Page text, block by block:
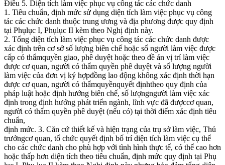
Điều 5. Diện tích làm việc phục vụ công tác các chức danh
1. Tiêu chuẩn, định mức sử dụng diện tích làm việc phục vụ công
tác các chức danh thuộc trung ương và địa phương được quy định
tại Phụlục I, Phụlục II kèm theo Nghị định này.
2. Tổng diện tích làm việc phục vụ công tác các chức danh được
xác định trên cơ sở số lượng biên chế hoặc số người làm việc được
cấp có thẩmquyền giao, phê duyệt hoặc theo đề án vị trí làm việc
được cơ quan, người có thẩm quyền phê duyệt và số lượng người
làm việc của đơn vị ký hợpđồng lao động không xác định thời hạn
được cơ quan, người có thẩmquyềnquyết địnhtheo quy định của
pháp luật hoặc định hướng biên chế, số lượngngười làm việc xác
định trong định hướng phát triển ngành, lĩnh vực đã đượccơ quan,
người có thẩm quyền phê duyệt (nếu có) tại thời điểm xác định tiêu
chuẩn,
định mức. 3. Căn cứ thiết kế và hiện trạng của trụ sở làm việc, Thủ
trưởngcơ quan, tổ chức quyết định bố trí diện tích làm việc cụ thể
cho các chức danh cho phù hợp với tình hình thực tế, có thể cao hơn
hoặc thấp hơn diện tích theo tiêu chuẩn, định mức quy định tại Phụ